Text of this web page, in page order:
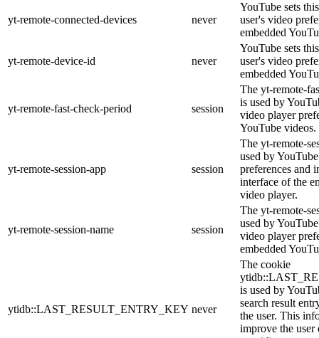
yt-remote-connected-devices never
YouTube sets
user's video
embedded
yt-remote-device-id never
YouTube sets
user's video
embedded
yt-remote-fast-check-period session
The yt-remote-
is used by
video player
YouTube videos.
yt-remote-session-app session
The yt-remote-
used by
preferences and
interface of the
video player.
yt-remote-session-name session
The yt-remote-
used by
video player
embedded
ytidb::LAST_RESULT_ENTRY_KEY never
The cookie
is used by
search result
the user. This
improve the user